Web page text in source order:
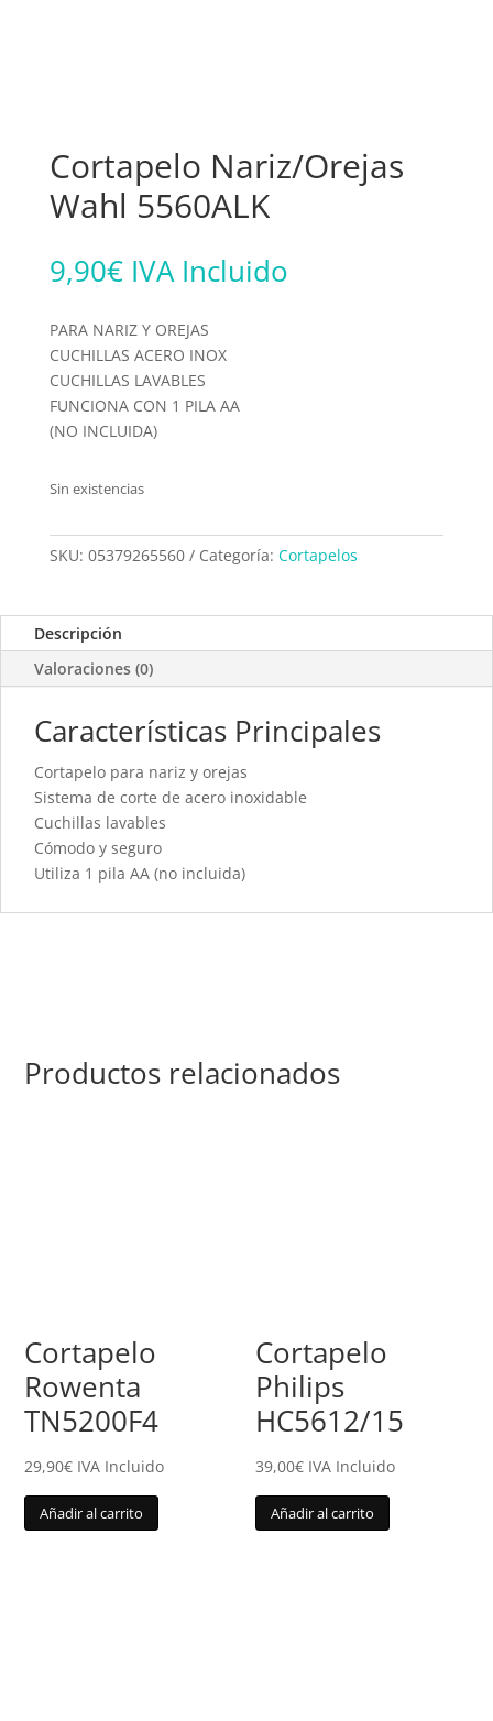
Cortapelo Nariz/Orejas
Wahl 5560ALK
9,90€ IVA Incluido
PARA NARIZ Y OREJAS
CUCHILLAS ACERO INOX
CUCHILLAS LAVABLES
FUNCIONA CON 1 PILA AA
(NO INCLUIDA)
Sin existencias
SKU: 05379265560 Categoría: Cortapelos
Descripción
Valoraciones (0)
Características Principales
Cortapelo para nariz y orejas
Sistema de corte de acero inoxidable
Cuchillas lavables
Cómodo y seguro
Utiliza 1 pila AA (no incluida)
Productos relacionados
Cortapelo
Rowenta
TN5200F4
29,90€ IVA Incluido
Añadir al carrito
Cortapelo
Philips
HC5612/15
39,00€ IVA Incluido
Añadir al carrito